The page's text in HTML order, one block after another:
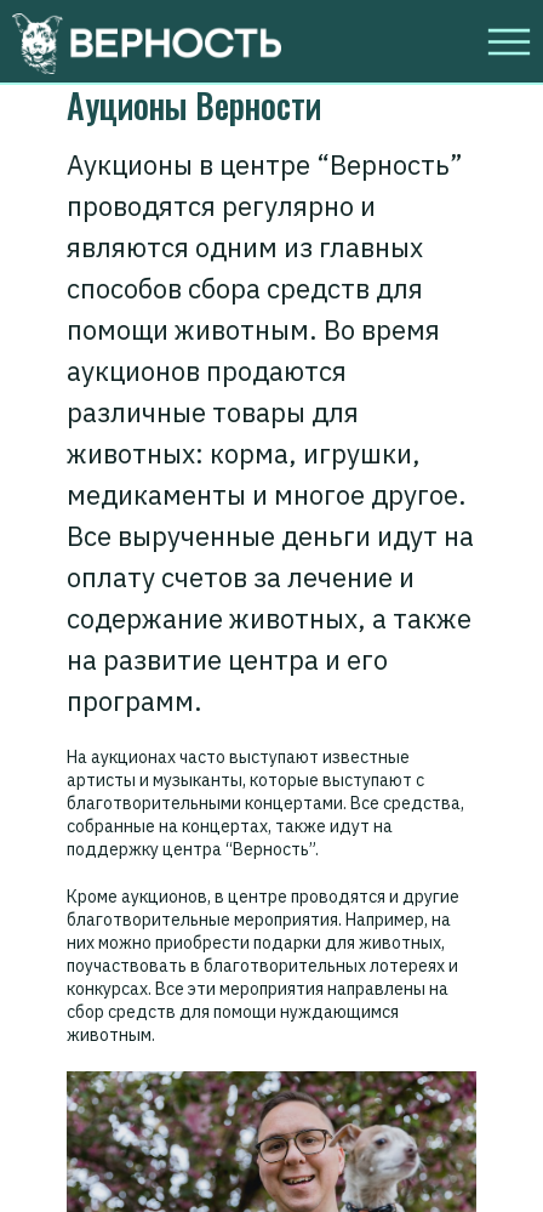
Ауционы Верности
Аукционы в центре “Верность”
проводятся регулярно и
являются одним из главных
способов сбора средств для
помощи животным. Во время
аукционов продаются
различные товары для
животных: корма, игрушки,
медикаменты и многое другое.
Все вырученные деньги идут на
оплату счетов за лечение и
содержание животных, а также
на развитие центра и его
программ.
На аукционах часто выступают известные
артисты и музыканты, которые выступают с
благотворительными концертами. Все средства,
собранные на концертах, также идут на
поддержку центра “Верность”.
Кроме аукционов, в центре проводятся и другие
благотворительные мероприятия. Например, на
них можно приобрести подарки для животных,
поучаствовать в благотворительных лотереях и
конкурсах. Все эти мероприятия направлены на
сбор средств для помощи нуждающимся
животным.